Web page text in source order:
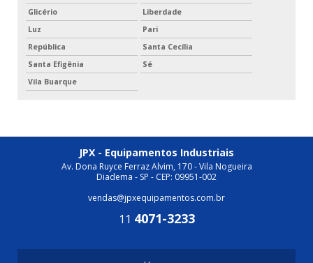
Glicério
Liberdade
Luz
Pari
República
Santa Cecília
Santa Efigênia
Sé
Vila Buarque
JPX - Equipamentos Industriais
Av. Dona Ruyce Ferraz Alvim, 170 - Vila Nogueira
Diadema - SP - CEP: 09951-002
vendas@jpxequipamentos.com.br
11 4071-3233